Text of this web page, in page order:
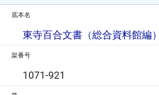
底本名
東寺百合文書（総合資料館編）
架番号
1071-921